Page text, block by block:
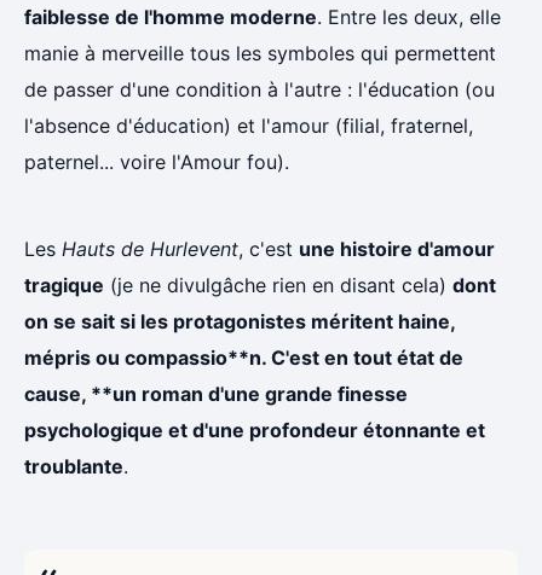
faiblesse de l'homme moderne. Entre les deux, elle
manie à merveille tous les symboles qui permettent
de passer d'une condition à l'autre : l'éducation (ou
l'absence d'éducation) et l'amour (filial, fraternel,
paternel... voire l'Amour fou).
Les Hauts de Hurlevent, c'est une histoire d'amour
tragique (je ne divulgâche rien en disant cela) dont
on se sait si les protagonistes méritent haine,
mépris ou compassio**n. C'est en tout état de
cause, **un roman d'une grande finesse
psychologique et d'une profondeur étonnante et
troublante.